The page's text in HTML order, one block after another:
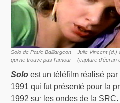
Solo de Paule Baillargeon – Julie Vincent
qui ne trouve pas l’amour – (capture
Solo est un téléfilm réalisé
1991 qui fut présenté pour la
1992 sur les ondes de la